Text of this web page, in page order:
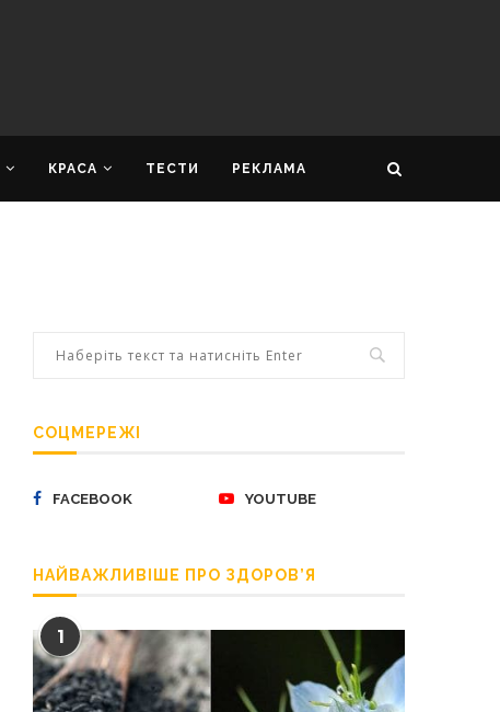
КРАСА ТЕСТИ РЕКЛАМА
СОЦМЕРЕЖІ
FACEBOOK YOUTUBE
НАЙВАЖЛИВІШЕ ПРО ЗДОРОВ’Я
1